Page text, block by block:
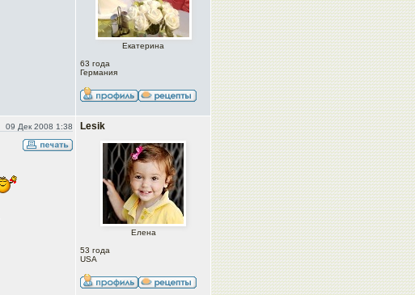
Екатерина
63 года
Германия
09 Дек 2008 1:38 Lesik
Елена
53 года
USA